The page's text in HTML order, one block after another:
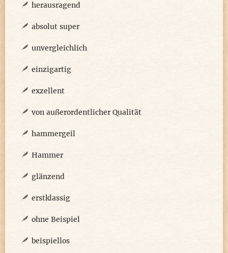
herausragend
absolut super
unvergleichlich
einzigartig
exzellent
von außerordentlicher Qualität
hammergeil
Hammer
glänzend
erstklassig
ohne Beispiel
beispiellos